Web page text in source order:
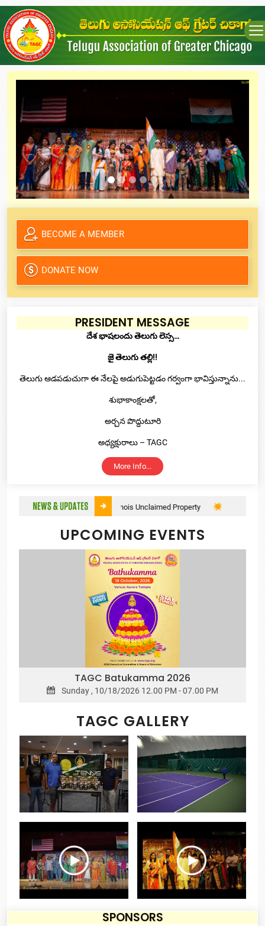
BECOME A MEMBER
DONATE NOW
PRESIDENT MESSAGE
దేశ భాషలందు తెలుగు లెస్స…
జై తెలుగు తల్లి!!
తెలుగు ఆడపడుచుగా ఈ నేలపై అడుగుపెట్టడం గర్వంగా భావిస్తున్నాను...
శుభాకాంక్షలతో,
అర్చన పొద్దుటూరి
అధ్యక్షురాలు – TAGC
More Info...
Claim Illinois Unclaimed Property Donations to
UPCOMING EVENTS
TAGC Batukamma 2026
Sunday , 10/18/2026 12.00 PM - 07.00 PM
TAGC GALLERY
SPONSORS